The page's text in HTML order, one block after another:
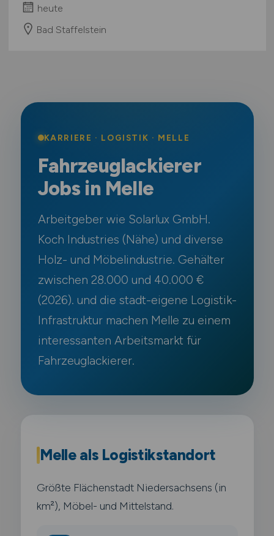
heute
Bad Staffelstein
KARRIERE · LOGISTIK · MELLE
Fahrzeuglackierer
Jobs in Melle
Arbeitgeber wie Solarlux GmbH.
Koch Industries (Nähe) und diverse
Holz- und Möbelindustrie. Gehälter
zwischen 28.000 und 40.000 €
(2026). und die stadt-eigene Logistik-
Infrastruktur machen Melle zu einem
interessanten Arbeitsmarkt für
Fahrzeuglackierer.
Melle als Logistikstandort
Größte Flächenstadt Niedersachsens (in
km²), Möbel- und Mittelstand.